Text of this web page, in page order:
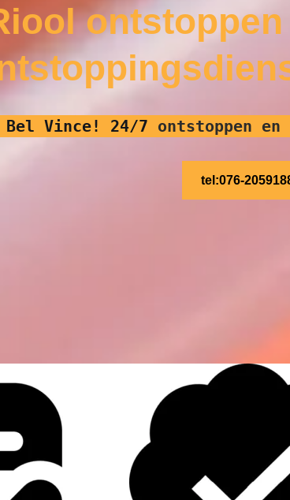
Bel Vince! 24/7 ontstoppen
tel:076-